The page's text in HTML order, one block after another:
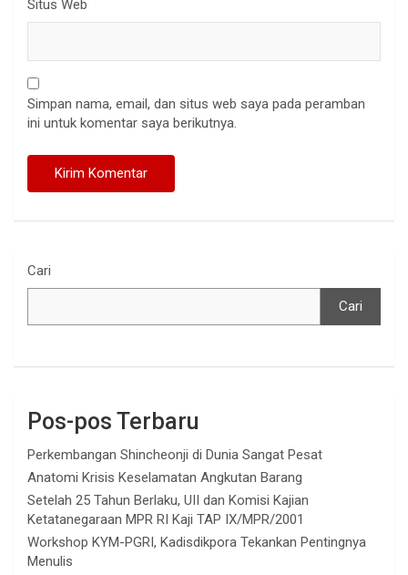
Situs Web
Simpan nama, email, dan situs web saya pada peramban
ini untuk komentar saya berikutnya.
Cari
Cari
Pos-pos Terbaru
Perkembangan Shincheonji di Dunia Sangat Pesat
Anatomi Krisis Keselamatan Angkutan Barang
Setelah 25 Tahun Berlaku, UII dan Komisi Kajian
Ketatanegaraan MPR RI Kaji TAP IX/MPR/2001
Workshop KYM-PGRI, Kadisdikpora Tekankan Pentingnya
Menulis